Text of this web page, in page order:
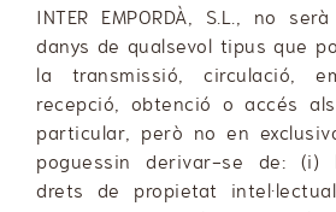
INTER EMPORDÀ, S.L., no
danys de qualsevol tipus que
la transmissió, circulació,
recepció, obtenció o accés
particular, però no en
poguessin derivar-se de: (i)
drets de propietat